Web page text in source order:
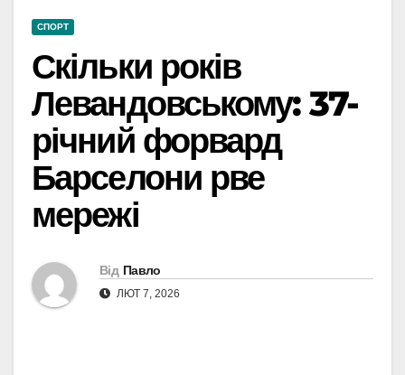
СПОРТ
Скільки років
Левандовському: 37-
річний форвард
Барселони рве
мережі
Від Павло
ЛЮТ 7, 2026